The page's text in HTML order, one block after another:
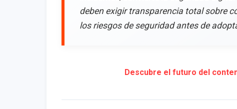
deben exigir transparencia total sobre
los riesgos de seguridad antes de
Descubre el futuro del